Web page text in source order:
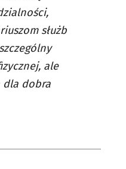
służb
ale
dla dobra